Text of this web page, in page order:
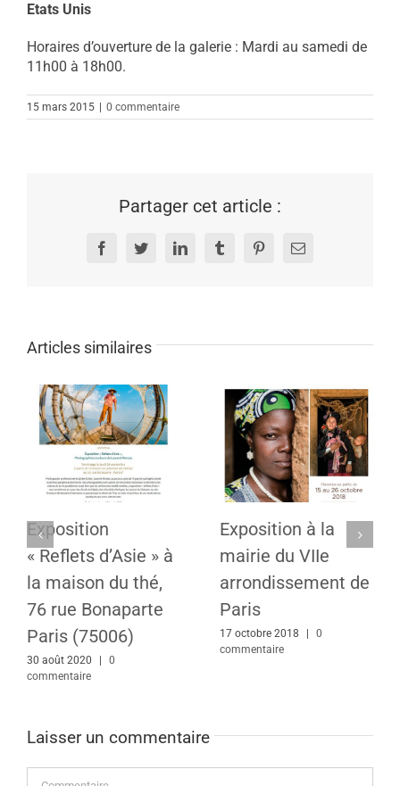
Etats Unis
Horaires d’ouverture de la galerie : Mardi au samedi de
11h00 à 18h00.
15 mars 2015 0 commentaire
Partager cet article :
FacebookTwitterLinkedInTumblrPinterestEmail
Articles similaires
Exposition
« Reflets d’Asie » à
la maison du thé,
76 rue Bonaparte
Paris (75006)
30 août 2020 |
0
commentaire
Exposition à la
mairie du VIIe
arrondissement de
Paris
17 octobre 2018 |
0
commentaire
Laisser un commentaire